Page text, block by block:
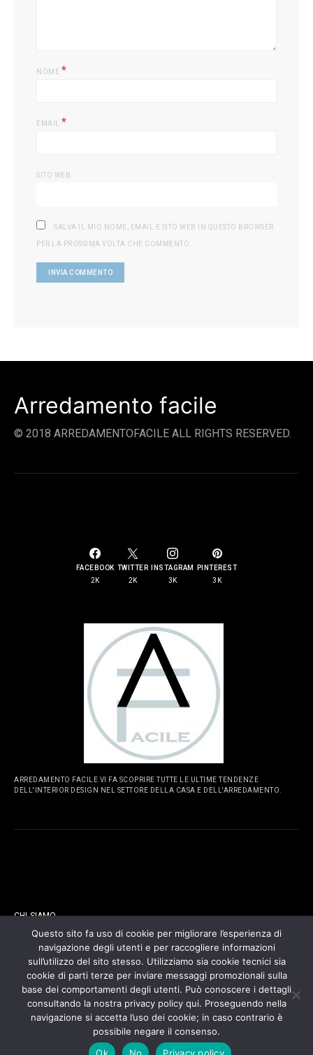
NOME *
EMAIL *
SITO WEB
SALVA IL MIO NOME, EMAIL E SITO WEB IN QUESTO BROWSER
PER LA PROSSIMA VOLTA CHE COMMENTO.
Arredamento facile
© 2018 ARREDAMENTOFACILE ALL RIGHTS RESERVED.
FACEBOOK
2K
TWITTER
2K
INSTAGRAM
3K
PINTEREST
3K
ARREDAMENTO FACILE VI FA SCOPRIRE TUTTE LE ULTIME TENDENZE
DELL'INTERIOR DESIGN NEL SETTORE DELLA CASA E DELL'ARREDAMENTO.
CHI SIAMO
CONTATTI
COOKIES POLICY
PRIVACY POLICY
Questo sito fa uso di cookie per migliorare l’esperienza di
navigazione degli utenti e per raccogliere informazioni
sull’utilizzo del sito stesso. Utilizziamo sia cookie tecnici sia
cookie di parti terze per inviare messaggi promozionali sulla
base dei comportamenti degli utenti. Può conoscere i dettagli
consultando la nostra privacy policy qui. Proseguendo nella
navigazione si accetta l’uso dei cookie; in caso contrario è
possibile negare il consenso.
Ok
No Privacy policy